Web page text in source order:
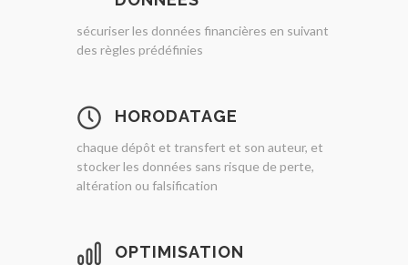
sécuriser les données financières en suivant
des règles prédéfinies
HORODATAGE
chaque dépôt et transfert et son auteur, et
stocker les données sans risque de perte,
altération ou falsification
OPTIMISATION